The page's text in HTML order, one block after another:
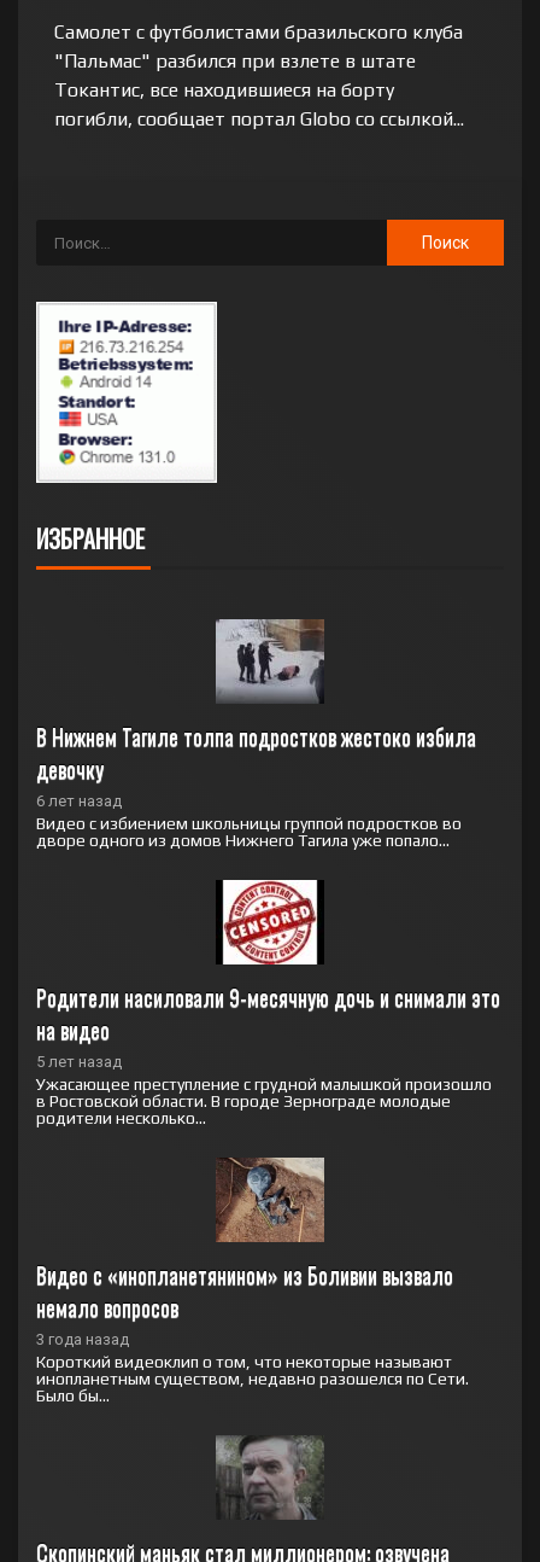
Самолет с футболистами бразильского клуба
"Пальмас" разбился при взлете в штате
Токантис, все находившиеся на борту
погибли, сообщает портал Globo со ссылкой...
ИЗБРАННОЕ
В Нижнем Тагиле толпа подростков жестоко избила
девочку
6 лет назад
Видео с избиением школьницы группой подростков во
дворе одного из домов Нижнего Тагила уже попало...
Родители насиловали 9-месячную дочь и снимали это
на видео
5 лет назад
Ужасающее преступление с грудной малышкой произошло
в Ростовской области. В городе Зернограде молодые
родители несколько...
Видео с «инопланетянином» из Боливии вызвало
немало вопросов
3 года назад
Короткий видеоклип о том, что некоторые называют
инопланетным существом, недавно разошелся по Сети.
Было бы...
Скопинский маньяк стал миллионером: озвучена